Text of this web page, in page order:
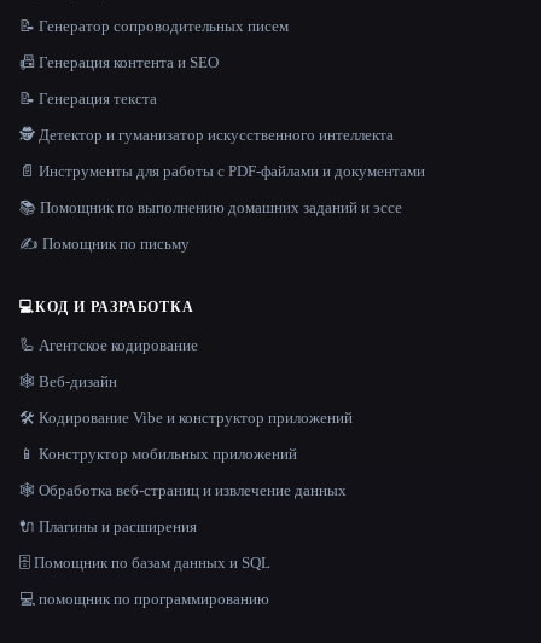
📝 Генератор сопроводительных писем
📠 Генерация контента и SEO
📝 Генерация текста
🕵️ Детектор и гуманизатор искусственного интеллекта
📄 Инструменты для работы с PDF-файлами и документами
📚 Помощник по выполнению домашних заданий и эссе
✍️ Помощник по письму
💻КОД И РАЗРАБОТКА
🦾 Агентское кодирование
🕸 Веб-дизайн
🛠️ Кодирование Vibe и конструктор приложений
📱 Конструктор мобильных приложений
🕸️ Обработка веб-страниц и извлечение данных
🔌 Плагины и расширения
🗄️ Помощник по базам данных и SQL
💻 помощник по программированию